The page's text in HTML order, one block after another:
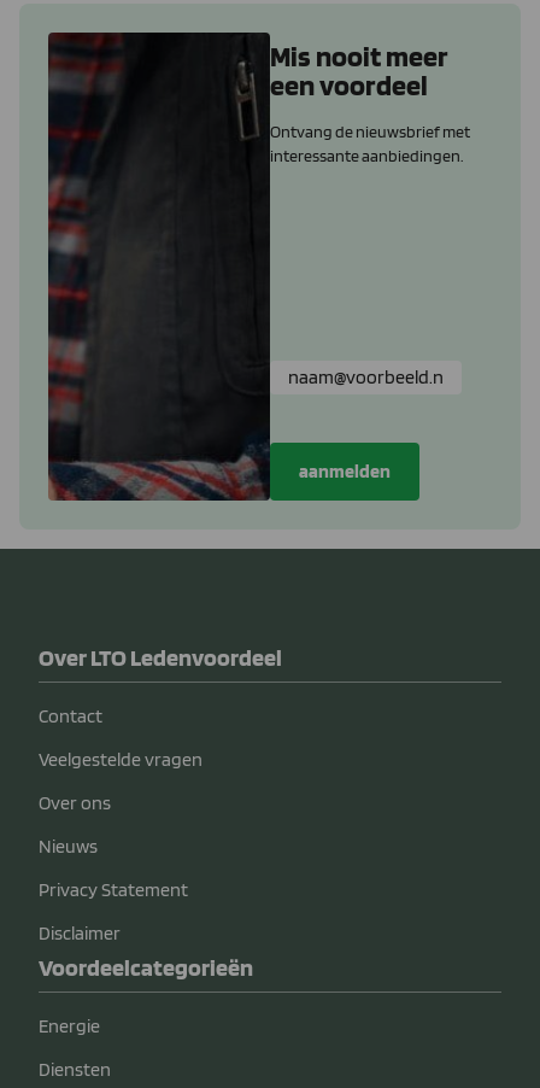
Mis nooit meer
een voordeel
Ontvang de nieuwsbrief met
interessante aanbiedingen.
Over LTO Ledenvoordeel
Contact
Veelgestelde vragen
Over ons
Nieuws
Privacy Statement
Disclaimer
Voordeelcategorieën
Energie
Diensten